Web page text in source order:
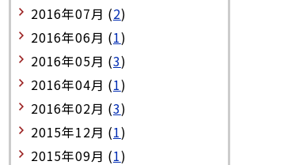
2016年07月 (2)
2016年06月 (1)
2016年05月 (3)
2016年04月 (1)
2016年02月 (3)
2015年12月 (1)
2015年09月 (1)